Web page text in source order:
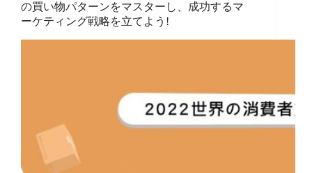
の買い物パターンをマスターし、成功するマ
ーケティング戦略を立てよう!